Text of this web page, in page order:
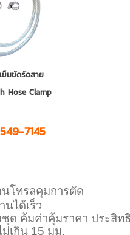
ข็มขัดรัดสาย
Hose Clamp
7145
โทรลคุมการตัด
ได้เร็ว
ด ค้มค่าคุ้มราคา ประสิท
เกิน 15 มม.